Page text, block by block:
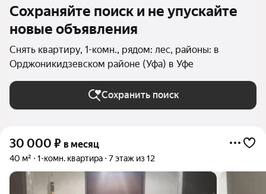
Сохраняйте поиск и не упускайте
новые объявления
Снять квартиру, 1-комн., рядом: лес, районы: в
Орджоникидзевском районе (Уфа) в Уфе
Сохранить поиск
30 000 ₽ в месяц
40 м² 1-комн. квартира 7 этаж из 12